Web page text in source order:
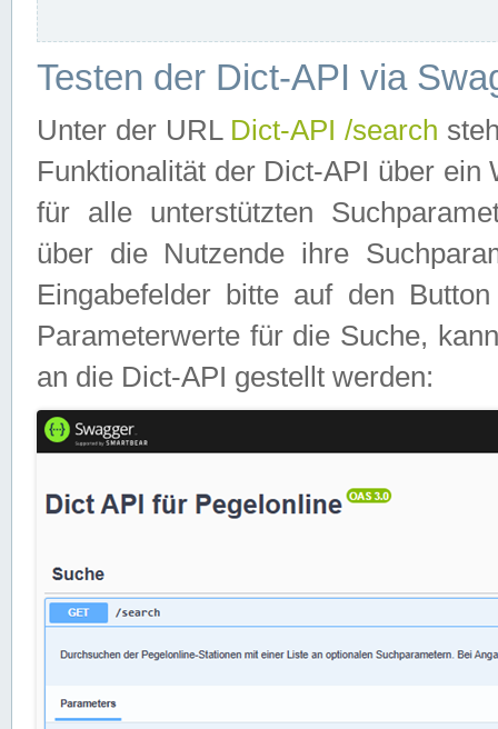
Testen der Dict-API via
Unter der URL Dict-API /search
Funktionalität der Dict-API über
für alle unterstützten
über die Nutzende ihre
Eingabefelder bitte auf den
Parameterwerte für die Suche,
an die Dict-API gestellt werden: